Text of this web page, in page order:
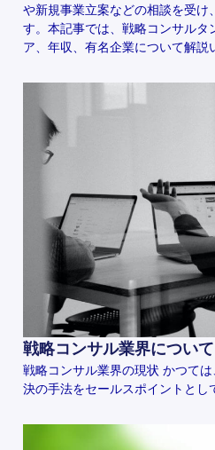
や新規事業立案などの相談を受け
す。本記事では、戦略コンサルタ
ア、年収、有名企業について解説
戦略コンサル業界について
戦略コンサル業界の現状 かつて
決の手法をセールスポイントと